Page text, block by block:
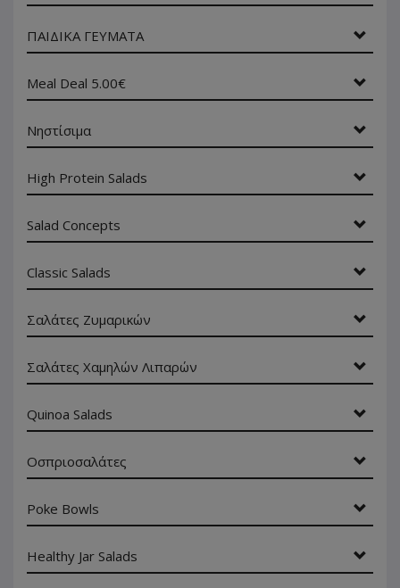
ΠΑΙΔΙΚΑ ΓΕΥΜΑΤΑ
Meal Deal 5.00€
Νηστίσιμα
High Protein Salads
Salad Concepts
Classic Salads
Σαλάτες Ζυμαρικών
Σαλάτες Χαμηλών Λιπαρών
Quinoa Salads
Οσπριοσαλάτες
Poke Bowls
Healthy Jar Salads